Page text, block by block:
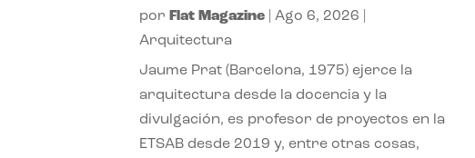
por Flat Magazine |Ago 6, 2026
Arquitectura
Jaume Prat (Barcelona, 1975) ejerce la
arquitectura desde la docencia y la
divulgación, es profesor de proyectos en la
ETSAB desde 2019 y, entre otras cosas,